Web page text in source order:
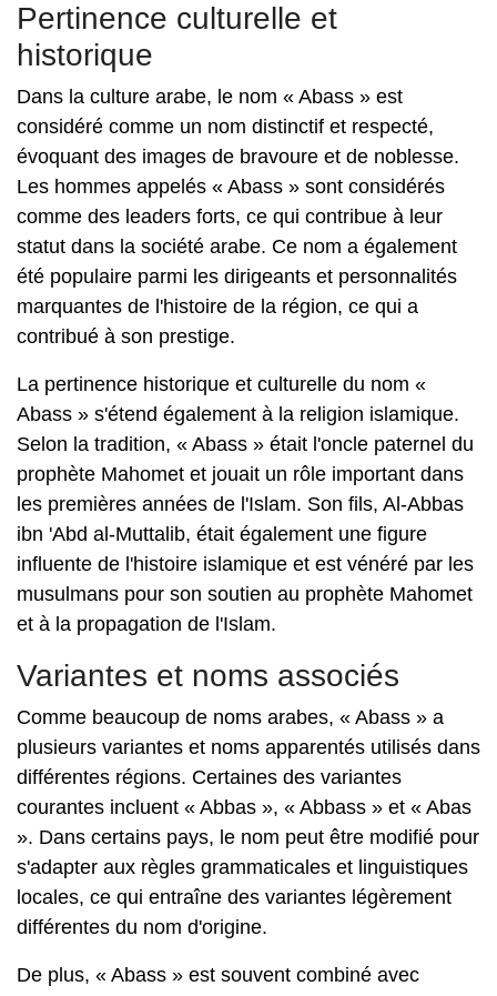
Pertinence culturelle et
historique
Dans la culture arabe, le nom « Abass » est
considéré comme un nom distinctif et respecté,
évoquant des images de bravoure et de noblesse.
Les hommes appelés « Abass » sont considérés
comme des leaders forts, ce qui contribue à leur
statut dans la société arabe. Ce nom a également
été populaire parmi les dirigeants et personnalités
marquantes de l'histoire de la région, ce qui a
contribué à son prestige.
La pertinence historique et culturelle du nom «
Abass » s'étend également à la religion islamique.
Selon la tradition, « Abass » était l'oncle paternel du
prophète Mahomet et jouait un rôle important dans
les premières années de l'Islam. Son fils, Al-Abbas
ibn 'Abd al-Muttalib, était également une figure
influente de l'histoire islamique et est vénéré par les
musulmans pour son soutien au prophète Mahomet
et à la propagation de l'Islam.
Variantes et noms associés
Comme beaucoup de noms arabes, « Abass » a
plusieurs variantes et noms apparentés utilisés dans
différentes régions. Certaines des variantes
courantes incluent « Abbas », « Abbass » et « Abas
». Dans certains pays, le nom peut être modifié pour
s'adapter aux règles grammaticales et linguistiques
locales, ce qui entraîne des variantes légèrement
différentes du nom d'origine.
De plus, « Abass » est souvent combiné avec